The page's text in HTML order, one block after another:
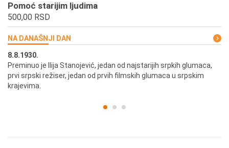
Pomoć starijim ljudima
500,00 RSD
NA DANAŠNJI DAN
8.8.1930.
Preminuo je Ilija Stanojević, jedan od najstarijih srpkih glumaca,
prvi srpski režiser, jedan od prvih filmskih glumaca u srpskim
krajevima.